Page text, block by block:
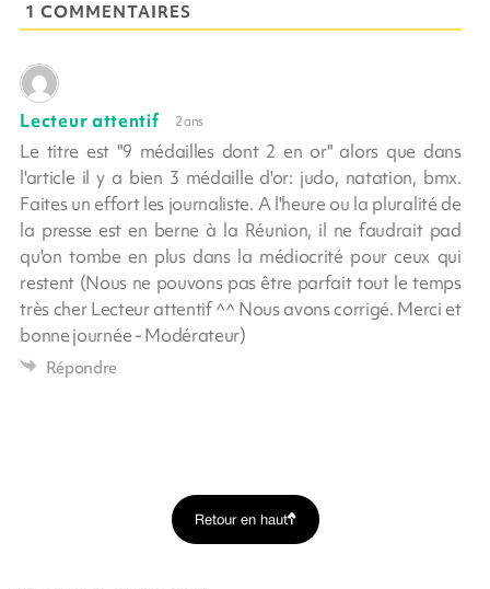
1 COMMENTAIRES
Lecteur attentif 2 ans
Le titre est "9 médailles dont 2 en or" alors que dans
l'article il y a bien 3 médaille d'or: judo, natation, bmx.
Faites un effort les journaliste. A l'heure ou la pluralité de
la presse est en berne à la Réunion, il ne faudrait pad
qu'on tombe en plus dans la médiocrité pour ceux qui
restent (Nous ne pouvons pas être parfait tout le temps
très cher Lecteur attentif ^^ Nous avons corrigé. Merci et
bonne journée - Modérateur)
Répondre
Retour en haut